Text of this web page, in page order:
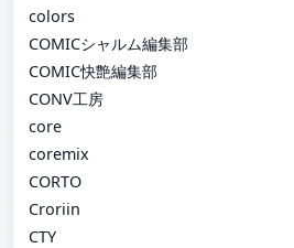
colors
COMICシャルム編集部
COMIC快艶編集部
CONV工房
core
coremix
CORTO
Croriin
CTY